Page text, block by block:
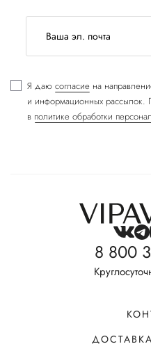
Я даю согласие на
и информационных рассылок.
в политике обработки
8 800